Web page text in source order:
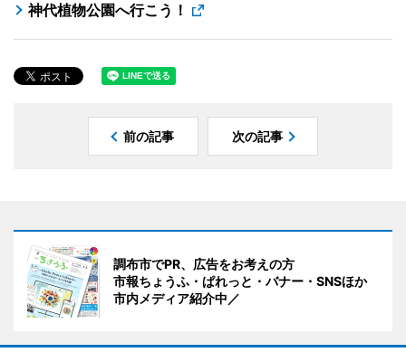
神代植物公園へ行こう！
前の記事 次の記事
調布市でPR、広告をお考えの方
市報ちょうふ・ぱれっと・バナー・SNSほか
市内メディア紹介中／